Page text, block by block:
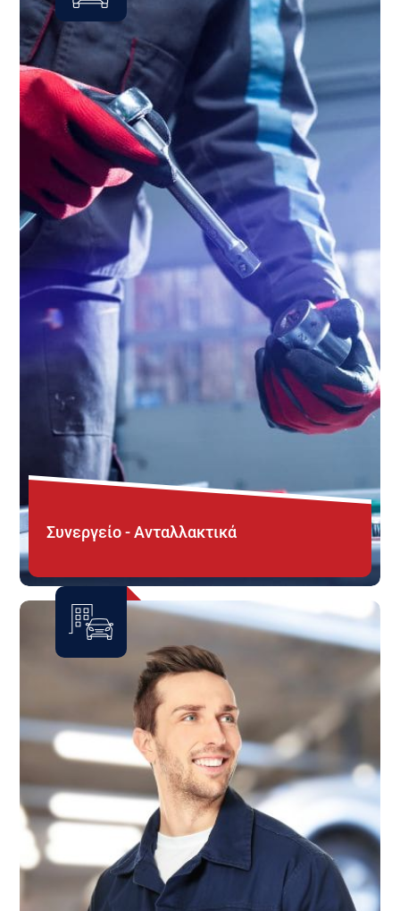
Συνεργείο - Ανταλλακτικά